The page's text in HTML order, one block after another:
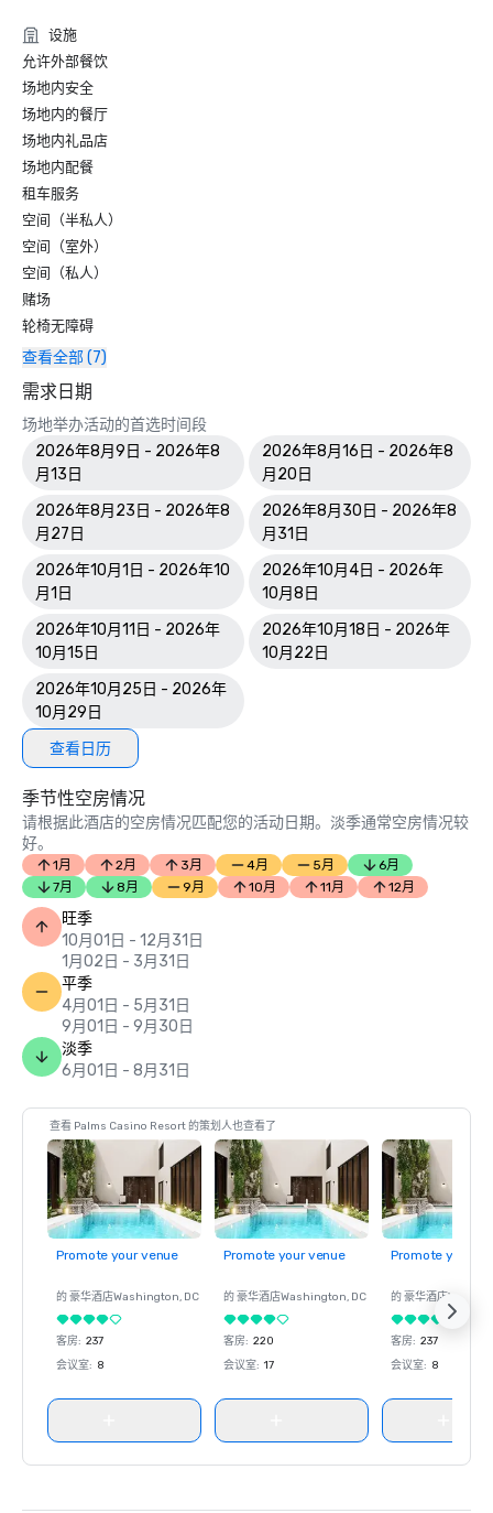
设施
允许外部餐饮
场地内安全
场地内的餐厅
场地内礼品店
场地内配餐
租车服务
空间（半私人）
空间（室外）
空间（私人）
赌场
轮椅无障碍
查看全部 (7)
需求日期
场地举办活动的首选时间段
2026年8月9日 - 2026年8
月13日
2026年8月16日 - 2026年8
月20日
2026年8月23日 - 2026年8
月27日
2026年8月30日 - 2026年8
月31日
2026年10月1日 - 2026年10
月1日
2026年10月4日 - 2026年
10月8日
2026年10月11日 - 2026年
10月15日
2026年10月18日 - 2026年
10月22日
2026年10月25日 - 2026年
10月29日
查看日历
季节性空房情况
请根据此酒店的空房情况匹配您的活动日期。淡季通常空房情况较
好。
1月 2月 3月 4月 5月
6月
7月
8月 9月 10月 11月 12月
旺季
10月01日 - 12月31日
1月02日 - 3月31日
平季
4月01日 - 5月31日
9月01日 - 9月30日
淡季
6月01日 - 8月31日
查看 Palms Casino Resort 的策划人也查看了
Promote your venue
的 豪华酒店Washington, DC
客房: 237
会议室: 8
Promote your venue
的 豪华酒店Washington, DC
客房: 220
会议室: 17
Promote your
的 豪华酒店
客房: 237
会议室: 8